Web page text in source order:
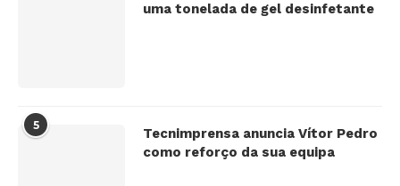
uma tonelada de gel desinfetante
5
Tecnimprensa anuncia Vítor Pedro
como reforço da sua equipa